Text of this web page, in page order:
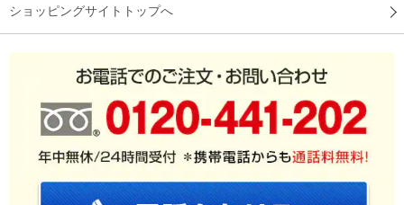
ショッピングサイトトップへ